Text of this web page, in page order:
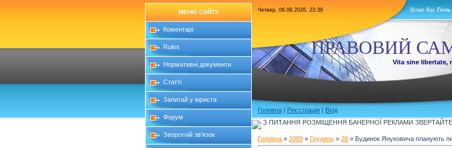
МЕНЮ САЙТУ
Коментарі
Rules
Нормативні документи
Статті
Запитай у юриста
Форум
Зворотній зв'язок
Четвер, 06.08.2026, 23:39 Вітаю Вас Гість
ПРАВОВИЙ
Vita sine libertate,
Головна | Реєстрація | Вхід
З ПИТАННЯ РОЗМІЩЕННЯ БАНЕРНОЇ РЕКЛАМИ
Головна » 2009 » Грудень » 26 » Будинок Януковича планують